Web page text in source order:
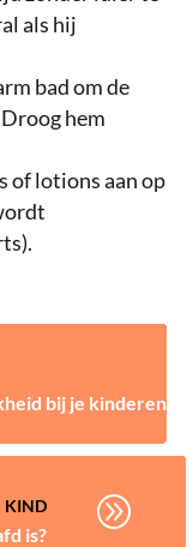
als hij
bad om de
hem
of lotions aan op
bij je kinderen
KIND
is?
A